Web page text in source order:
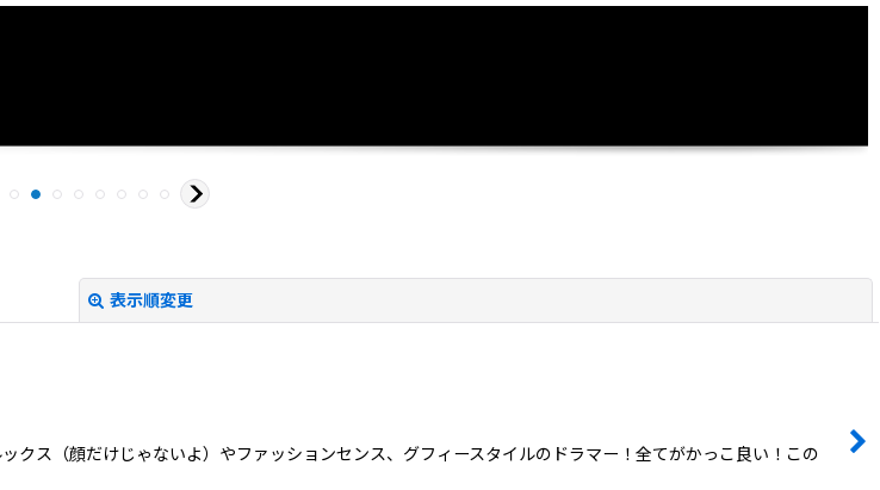
表示順変更
（顔だけじゃないよ）やファッションセンス、グフィースタイルのドラマー！全てがかっこ良い！この